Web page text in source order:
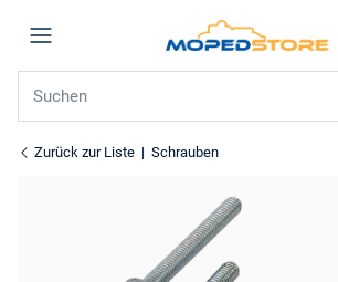
Zurück zur Liste Schrauben